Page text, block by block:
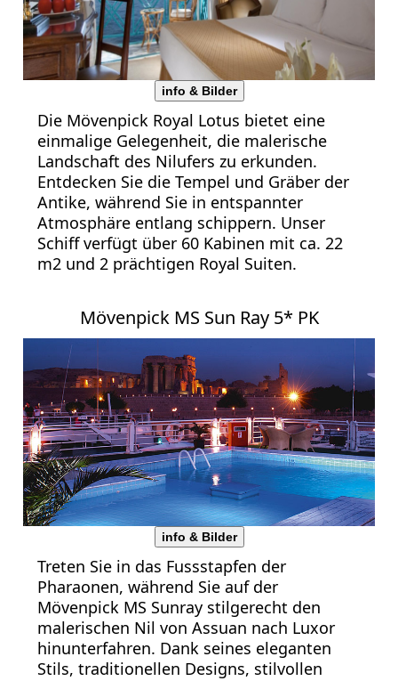
info & Bilder
Die Mövenpick Royal Lotus bietet eine
einmalige Gelegenheit, die malerische
Landschaft des Nilufers zu erkunden.
Entdecken Sie die Tempel und Gräber der
Antike, während Sie in entspannter
Atmosphäre entlang schippern. Unser
Schiff verfügt über 60 Kabinen mit ca. 22
m2 und 2 prächtigen Royal Suiten.
Mövenpick MS Sun Ray 5* PK
info & Bilder
Treten Sie in das Fussstapfen der
Pharaonen, während Sie auf der
Mövenpick MS Sunray stilgerecht den
malerischen Nil von Assuan nach Luxor
hinunterfahren. Dank seines eleganten
Stils, traditionellen Designs, stilvollen